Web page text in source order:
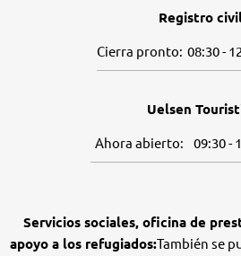
Registro
Pulse para ocultar
Cierra pronto: 08:30-
Uelsen
Pulse para ocultar más
Ahora abierto: 09:30-
Servicios sociales, oficina de
apoyo a los refugiados:También se